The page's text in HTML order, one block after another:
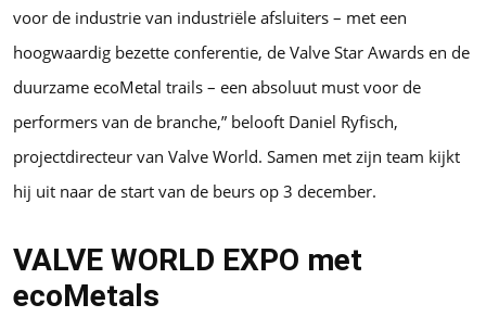
voor de industrie van industriële afsluiters – met een
hoogwaardig bezette conferentie, de Valve Star Awards en de
duurzame ecoMetal trails – een absoluut must voor de
performers van de branche,” belooft Daniel Ryfisch,
projectdirecteur van Valve World. Samen met zijn team kijkt
hij uit naar de start van de beurs op 3 december.
VALVE WORLD EXPO met
ecoMetals